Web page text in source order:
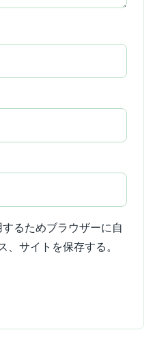
るためブラウザーに自
サイトを保存する。